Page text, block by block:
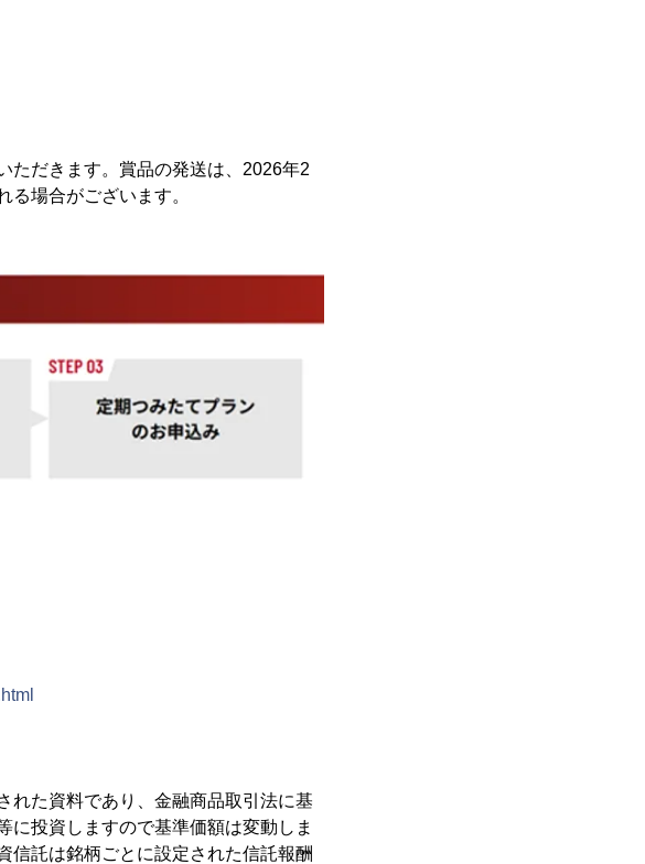
ただきます。賞品の発送は、2026年2
場合がございます。
れた資料であり、金融商品取引法に基
に投資しますので基準価額は変動しま
信託は銘柄ごとに設定された信託報酬